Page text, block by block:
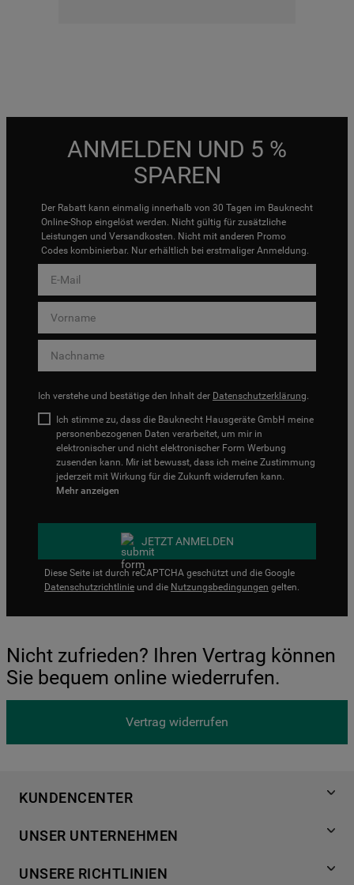
ANMELDEN UND 5 %
SPAREN
Der Rabatt kann einmalig innerhalb von 30 Tagen im Bauknecht
Online-Shop eingelöst werden. Nicht gültig für zusätzliche
Leistungen und Versandkosten. Nicht mit anderen Promo
Codes kombinierbar. Nur erhältlich bei erstmaliger Anmeldung.
Ich verstehe und bestätige den Inhalt der Datenschutzerklärung.
Ich stimme zu, dass die Bauknecht Hausgeräte GmbH meine
personenbezogenen Daten verarbeitet, um mir in
elektronischer und nicht elektronischer Form Werbung
zusenden kann. Mir ist bewusst, dass ich meine Zustimmung
jederzeit mit Wirkung für die Zukunft widerrufen kann.
Mehr anzeigen
JETZT ANMELDEN
Diese Seite ist durch reCAPTCHA geschützt und die Google
Datenschutzrichtlinie und die Nutzungsbedingungen gelten.
Nicht zufrieden? Ihren Vertrag können
Sie bequem online wiederrufen.
Vertrag widerrufen
KUNDENCENTER
Händlersuche
Häufige Fragen
UNSER UNTERNEHMEN
Für Händler
UNSERE RICHTLINIEN